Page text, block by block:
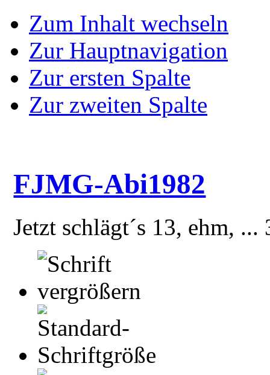
Zum Inhalt wechseln
Zur Hauptnavigation
Zur ersten Spalte
Zur zweiten Spalte
FJMG-Abi1982
Jetzt schlägt´s 13, ehm, ...